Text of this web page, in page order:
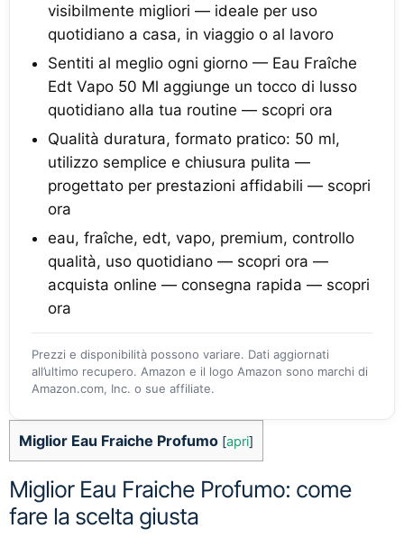
visibilmente migliori — ideale per uso
quotidiano a casa, in viaggio o al lavoro
Sentiti al meglio ogni giorno — Eau Fraîche
Edt Vapo 50 Ml aggiunge un tocco di lusso
quotidiano alla tua routine — scopri ora
Qualità duratura, formato pratico: 50 ml,
utilizzo semplice e chiusura pulita —
progettato per prestazioni affidabili — scopri
ora
eau, fraîche, edt, vapo, premium, controllo
qualità, uso quotidiano — scopri ora —
acquista online — consegna rapida — scopri
ora
Prezzi e disponibilità possono variare. Dati aggiornati
all’ultimo recupero. Amazon e il logo Amazon sono marchi di
Amazon.com, Inc. o sue affiliate.
Miglior Eau Fraiche Profumo [apri]
Miglior Eau Fraiche Profumo: come
fare la scelta giusta